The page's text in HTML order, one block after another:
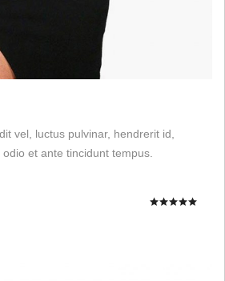
vel, luctus pulvinar, hendrerit id,
et ante tincidunt tempus.